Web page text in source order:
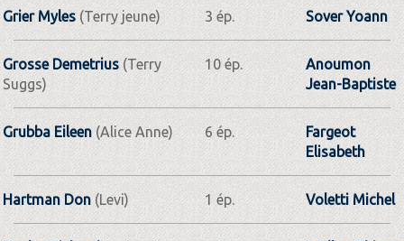
Grier Myles(Terry jeune) 3 ép. Sover Yoann
Grosse Demetrius (Terry
Suggs)
10 ép.
Anoumon
Jean-Baptiste
Grubba Eileen(Alice Anne) 6 ép.
Fargeot
Elisabeth
Hartman Don (Levi) 1 ép. Voletti Michel